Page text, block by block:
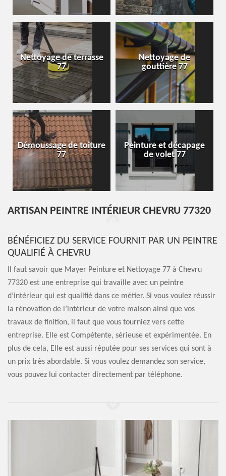
Nettoyage de terrasse
77
Nettoyage de
gouttière 77
Démoussage de toiture
77
Peinture et décapage
de volet 77
ARTISAN PEINTRE INTÉRIEUR CHEVRU 77320
BÉNÉFICIEZ DU SERVICE FOURNIT PAR UN PEINTRE
QUALIFIÉ À CHEVRU
Il faut savoir que Mayer Peinture et Nettoyage 77 à Chevru
77320 est une entreprise qui travaille avec un peintre
d’intérieur qui est qualifié dans ce métier. Si vous voulez réussir
la rénovation de l’intérieur de votre maison ainsi que vos
travaux de finition, il faut que vous tourniez vers cette
entreprise. Elle est Compétente, sérieuse et expérimentée. En
plus de cela, Elle est aussi réputée pour ses services qui sont à
un prix très abordable. Si vous voulez demandez son service,
vous pouvez lui contacter directement par téléphone.